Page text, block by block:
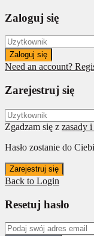
Zaloguj się
Zaloguj się
Need an account?
Zarejestruj się
Zgadzam się z zasady
Hasło zostanie do
Zarejestruj się
Back to Login
Resetuj hasło